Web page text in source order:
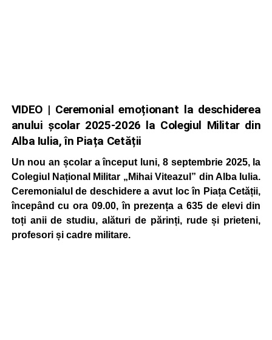
VIDEO | Ceremonial emoționant la deschiderea
anului școlar 2025-2026 la Colegiul Militar din
Alba Iulia, în Piața Cetății
Un nou an școlar a început luni, 8 septembrie 2025, la
Colegiul Național Militar „Mihai Viteazul” din Alba Iulia.
Ceremonialul de deschidere a avut loc în Piața Cetății,
începând cu ora 09.00, în prezența a 635 de elevi din
toți anii de studiu, alături de părinți, rude și prieteni,
profesori și cadre militare.